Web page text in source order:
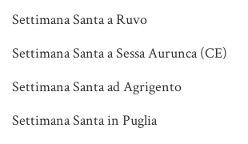
Settimana Santa a Ruvo
Settimana Santa a Sessa Aurunca (CE)
Settimana Santa ad Agrigento
Settimana Santa in Puglia